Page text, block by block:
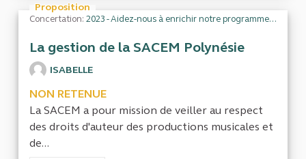
Proposition
Concertation: 2023 - Aidez-nous à enrichir notre programme de travail
La gestion de la SACEM Polynésie
ISABELLE
NON RETENUE
La SACEM a pour mission de veiller au respect
des droits d'auteur des productions musicales et
de...